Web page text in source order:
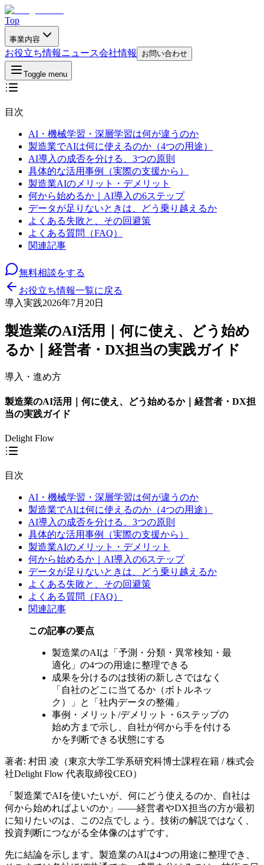
Top
事業内容
お役立ち情報ニュース会社情報 お問い合わせ
Toggle menu
目次
AI・機械学習・深層学習は何が違うのか
製造業でAIは何に使えるのか（4つの用途）
AI導入の成否を分ける、3つの原則
具体的な活用事例（実際の支援から）
製造業AIのメリット・デメリット
何から始めるか｜AI導入の6ステップ
データが足りないときは、どう乗り越えるか
よくある失敗と、その回避策
よくある質問（FAQ）
関連記事
無料相談をする
お役立ち情報一覧に戻る
導入実践2026年7月20日
製造業のAI活用｜何に使え、どう始め
るか｜経営者・DX担当の実践ガイド
導入・進め方
製造業のAI活用｜何に使え、どう始めるか｜経営者・DX担
当の実践ガイド
Delight Flow
目次
AI・機械学習・深層学習は何が違うのか
製造業でAIは何に使えるのか（4つの用途）
AI導入の成否を分ける、3つの原則
具体的な活用事例（実際の支援から）
製造業AIのメリット・デメリット
何から始めるか｜AI導入の6ステップ
データが足りないときは、どう乗り越えるか
よくある失敗と、その回避策
よくある質問（FAQ）
関連記事
この記事の要点
製造業のAIは「予測・分類・異常検知・最
適化」の4つの用途に整理できる
成果を分けるのは技術の新しさではなく
「自社のどこに当てるか（ボトルネッ
ク）」と「社内データの整備」
事例・メリット/デメリット・6ステップの
始め方まで示し、自社が何から手を付ける
かを判断できる状態にする
著者: 村田 凌（東京大学工学系研究科博士課程在籍 / 株式会
社Delight Flow 代表取締役CEO）
「製造業でAIを使いたいが、何にどう使えるのか、自社は
何から始めればよいのか」——経営者やDX担当の方が最初
に知りたいのは、この2点でしょう。技術の解説ではなく、
投資判断につながる全体像のはずです。
先に結論を示します。製造業のAIは4つの用途に整理でき、